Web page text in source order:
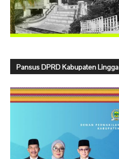
Pansus DPRD Kabupaten Lingga